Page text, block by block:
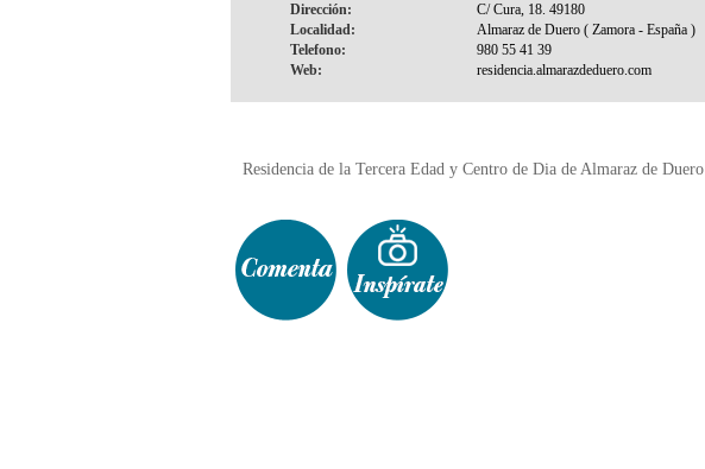
Dirección:
Localidad:
Telefono:
Web:
Residencia de la Tercera Edad y Centro de Dia de Almaraz de Duero